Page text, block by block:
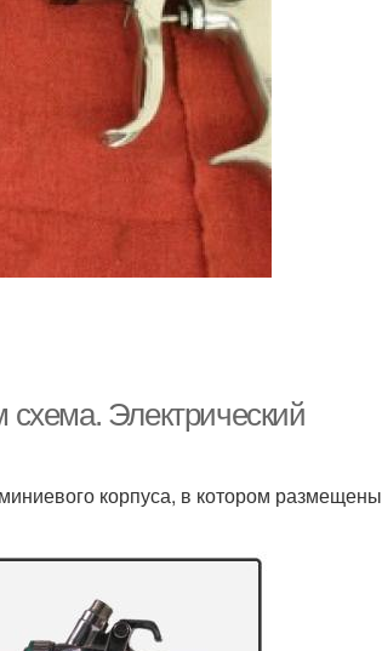
схема. Электрический
корпуса, в котором размещены